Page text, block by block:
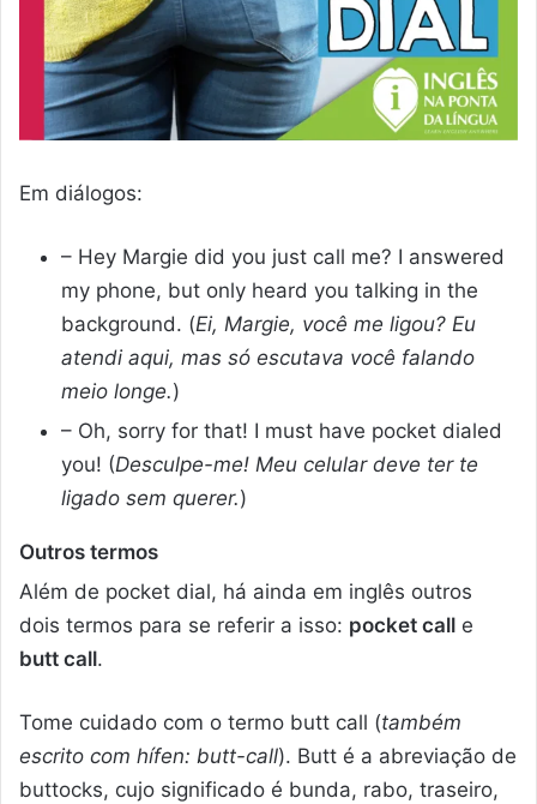
Em diálogos:
– Hey Margie did you just call me? I answered
my phone, but only heard you talking in the
background. (Ei, Margie, você me ligou? Eu
atendi aqui, mas só escutava você falando
meio longe.)
– Oh, sorry for that! I must have pocket dialed
you! (Desculpe-me! Meu celular deve ter te
ligado sem querer.)
Outros termos
Além de pocket dial, há ainda em inglês outros
dois termos para se referir a isso: pocket call e
butt call.
Tome cuidado com o termo butt call (também
escrito com hífen: butt-call). Butt é a abreviação de
buttocks, cujo significado é bunda, rabo, traseiro,